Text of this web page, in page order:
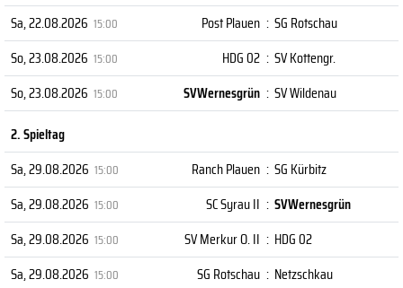
Sa, 22.08.2026 15:00 Post Plauen : SG Rotschau
So, 23.08.2026 15:00 HDG 02 : SV Kottengr.
So, 23.08.2026 15:00 SVWernesgrün : SV Wildenau
2. Spieltag
Sa, 29.08.2026 15:00 Ranch Plauen : SG Kürbitz
Sa, 29.08.2026 15:00 SC Syrau II : SVWernesgrün
Sa, 29.08.2026 15:00 SV Merkur O. II : HDG 02
Sa, 29.08.2026 15:00 SG Rotschau : Netzschkau